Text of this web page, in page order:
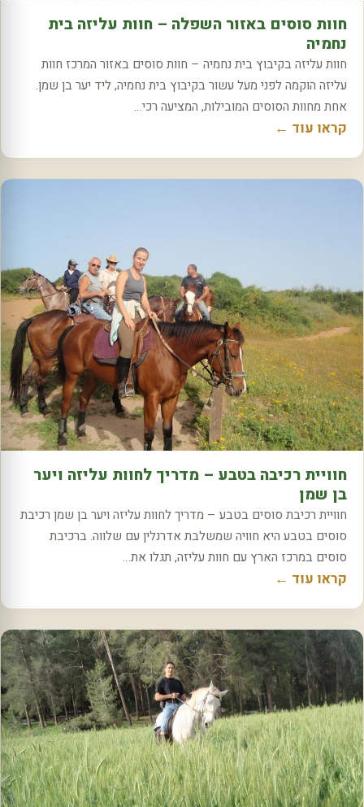
חוות סוסים באזור השפלה – חוות עליזה בית
נחמיה
חוות עליזה בקיבוץ בית נחמיה – חוות סוסים באזור המרכז חוות
עליזה הוקמה לפני מעל עשור בקיבוץ בית נחמיה, ליד יער בן שמן.
אחת מחוות הסוסים המובילות, המציעה רכי…
קראו עוד ←
חוויית רכיבה בטבע – מדריך לחוות עליזה ויער
בן שמן
חוויית רכיבת סוסים בטבע – מדריך לחוות עליזה ויער בן שמן רכיבת
סוסים בטבע היא חוויה שמשלבת אדרנלין עם שלווה. ברכיבת
סוסים במרכז הארץ עם חוות עליזה, תגלו את…
קראו עוד ←